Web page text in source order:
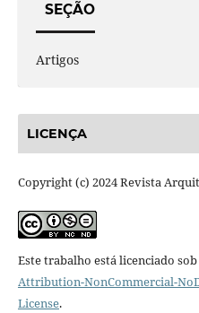
SEÇÃO
Artigos
LICENÇA
Copyright (c) 2024 Revista
Este trabalho está licenciado
Attribution-NonCommercial-
License.